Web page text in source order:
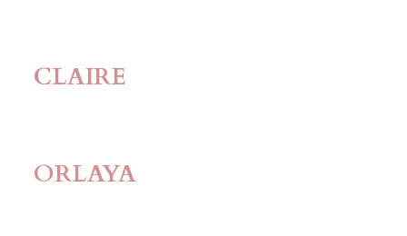
CLAIRE
ORLAYA